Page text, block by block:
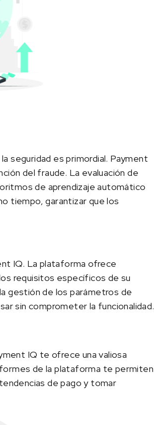
seguridad es primordial. Payment
del fraude. La evaluación de
de aprendizaje automático
tiempo, garantizar que los
IQ. La plataforma ofrece
requisitos específicos de su
gestión de los parámetros de
sin comprometer la funcionalidad.
IQ te ofrece una valiosa
de la plataforma te permiten
de pago y tomar